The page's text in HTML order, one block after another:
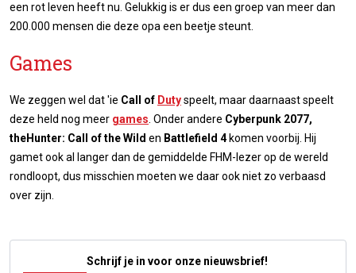
een rot leven heeft nu. Gelukkig is er dus een groep van meer dan
200.000 mensen die deze opa een beetje steunt.
Games
We zeggen wel dat 'ie Call of Dutyspeelt, maar daarnaast speelt
deze held nog meer games . Onder andere Cyberpunk 2077,
theHunter: Call of the Wild en Battlefield 4 komen voorbij. Hij
gamet ook al langer dan de gemiddelde FHM-lezer op de wereld
rondloopt, dus misschien moeten we daar ook niet zo verbaasd
over zijn.
Schrijf je in voor onze nieuwsbrief!